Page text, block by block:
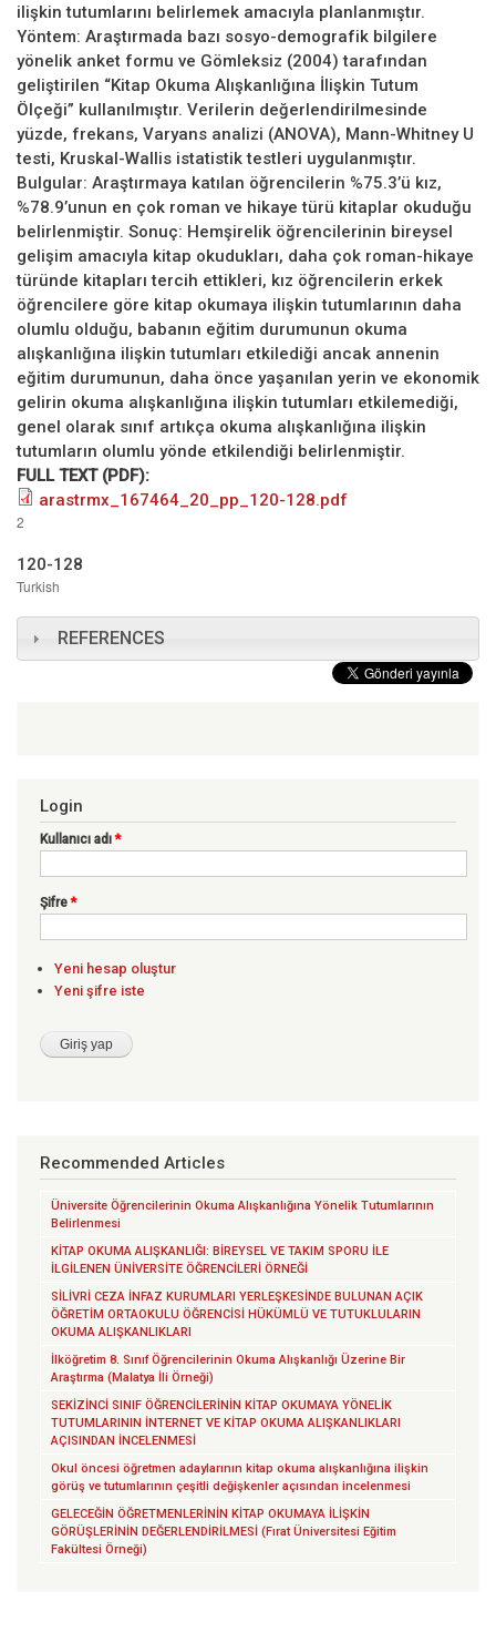
ilişkin tutumlarını belirlemek amacıyla planlanmıştır.
Yöntem: Araştırmada bazı sosyo-demografik bilgilere
yönelik anket formu ve Gömleksiz (2004) tarafından
geliştirilen “Kitap Okuma Alışkanlığına İlişkin Tutum
Ölçeği” kullanılmıştır. Verilerin değerlendirilmesinde
yüzde, frekans, Varyans analizi (ANOVA), Mann-Whitney U
testi, Kruskal-Wallis istatistik testleri uygulanmıştır.
Bulgular: Araştırmaya katılan öğrencilerin %75.3’ü kız,
%78.9’unun en çok roman ve hikaye türü kitaplar okuduğu
belirlenmiştir. Sonuç: Hemşirelik öğrencilerinin bireysel
gelişim amacıyla kitap okudukları, daha çok roman-hikaye
türünde kitapları tercih ettikleri, kız öğrencilerin erkek
öğrencilere göre kitap okumaya ilişkin tutumlarının daha
olumlu olduğu, babanın eğitim durumunun okuma
alışkanlığına ilişkin tutumları etkilediği ancak annenin
eğitim durumunun, daha önce yaşanılan yerin ve ekonomik
gelirin okuma alışkanlığına ilişkin tutumları etkilemediği,
genel olarak sınıf artıkça okuma alışkanlığına ilişkin
tutumların olumlu yönde etkilendiği belirlenmiştir.
FULL TEXT (PDF):
arastrmx_167464_20_pp_120-128.pdf
2
120-128
Turkish
REFERENCES
Login
Kullanıcı adı*
Şifre*
Yeni hesap oluştur
Yeni şifre iste
Recommended Articles
Üniversite Öğrencilerinin Okuma Alışkanlığına Yönelik Tutumlarının
Belirlenmesi
KİTAP OKUMA ALIŞKANLIĞI: BİREYSEL VE TAKIM SPORU İLE
İLGİLENEN ÜNİVERSİTE ÖĞRENCİLERİ ÖRNEĞİ
SİLİVRİ CEZA İNFAZ KURUMLARI YERLEŞKESİNDE BULUNAN AÇIK
ÖĞRETİM ORTAOKULU ÖĞRENCİSİ HÜKÜMLÜ VE TUTUKLULARIN
OKUMA ALIŞKANLIKLARI
İlköğretim 8. Sınıf Öğrencilerinin Okuma Alışkanlığı Üzerine Bir
Araştırma (Malatya İli Örneği)
SEKİZİNCİ SINIF ÖĞRENCİLERİNİN KİTAP OKUMAYA YÖNELİK
TUTUMLARININ İNTERNET VE KİTAP OKUMA ALIŞKANLIKLARI
AÇISINDAN İNCELENMESİ
Okul öncesi öğretmen adaylarının kitap okuma alışkanlığına ilişkin
görüş ve tutumlarının çeşitli değişkenler açısından incelenmesi
GELECEĞİN ÖĞRETMENLERİNİN KİTAP OKUMAYA İLİŞKİN
GÖRÜŞLERİNİN DEĞERLENDİRİLMESİ (Fırat Üniversitesi Eğitim
Fakültesi Örneği)